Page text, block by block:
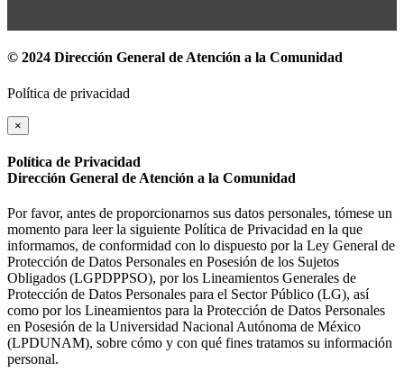
© 2024 Dirección General de Atención a la Comunidad
Política de privacidad
×
Política de Privacidad
Dirección General de Atención a la Comunidad
Por favor, antes de proporcionarnos sus datos personales, tómese un
momento para leer la siguiente Política de Privacidad en la que
informamos, de conformidad con lo dispuesto por la Ley General de
Protección de Datos Personales en Posesión de los Sujetos
Obligados (LGPDPPSO), por los Lineamientos Generales de
Protección de Datos Personales para el Sector Público (LG), así
como por los Lineamientos para la Protección de Datos Personales
en Posesión de la Universidad Nacional Autónoma de México
(LPDUNAM), sobre cómo y con qué fines tratamos su información
personal.